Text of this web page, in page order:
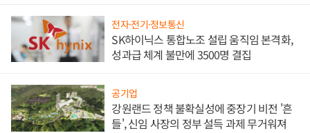
전자·전기·정보통신
SK하이닉스 통합노조 설립 움직임 본격화,
성과급 체계 불만에 3500명 결집
공기업
강원랜드 정책 불확실성에 중장기 비전 '흔
들', 신임 사장의 정부 설득 과제 무거워져